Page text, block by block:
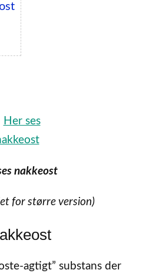
nakkeost
for større version)
agtigt” substans der